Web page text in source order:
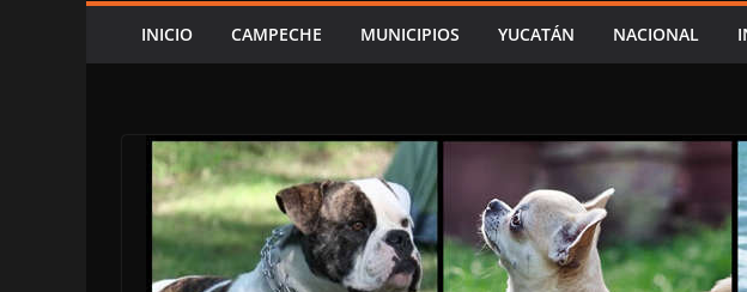
INVESTIGACIÓN POR TRAGEDIA EN LA
¿PAPÁ INCAPACITADO ASUME CULPA DEL
INICIO CAMPECHE MUNICIPIOS YUCATÁN NACIONAL